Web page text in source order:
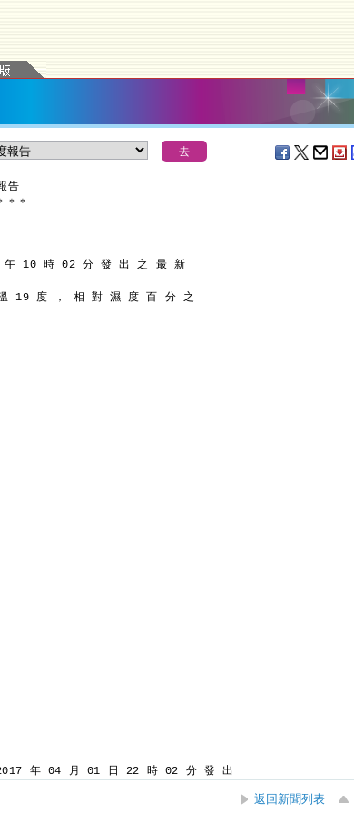
告
＊ ＊
10 時 02 分 發 出 之 最 新
19 度 ， 相 對 濕 度 百 分 之
年 04 月 01 日 22 時 02 分 發 出
返回新聞列表